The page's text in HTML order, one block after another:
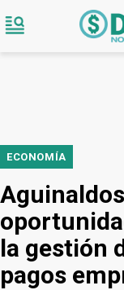
ECONOMÍA
la gestión
pagos